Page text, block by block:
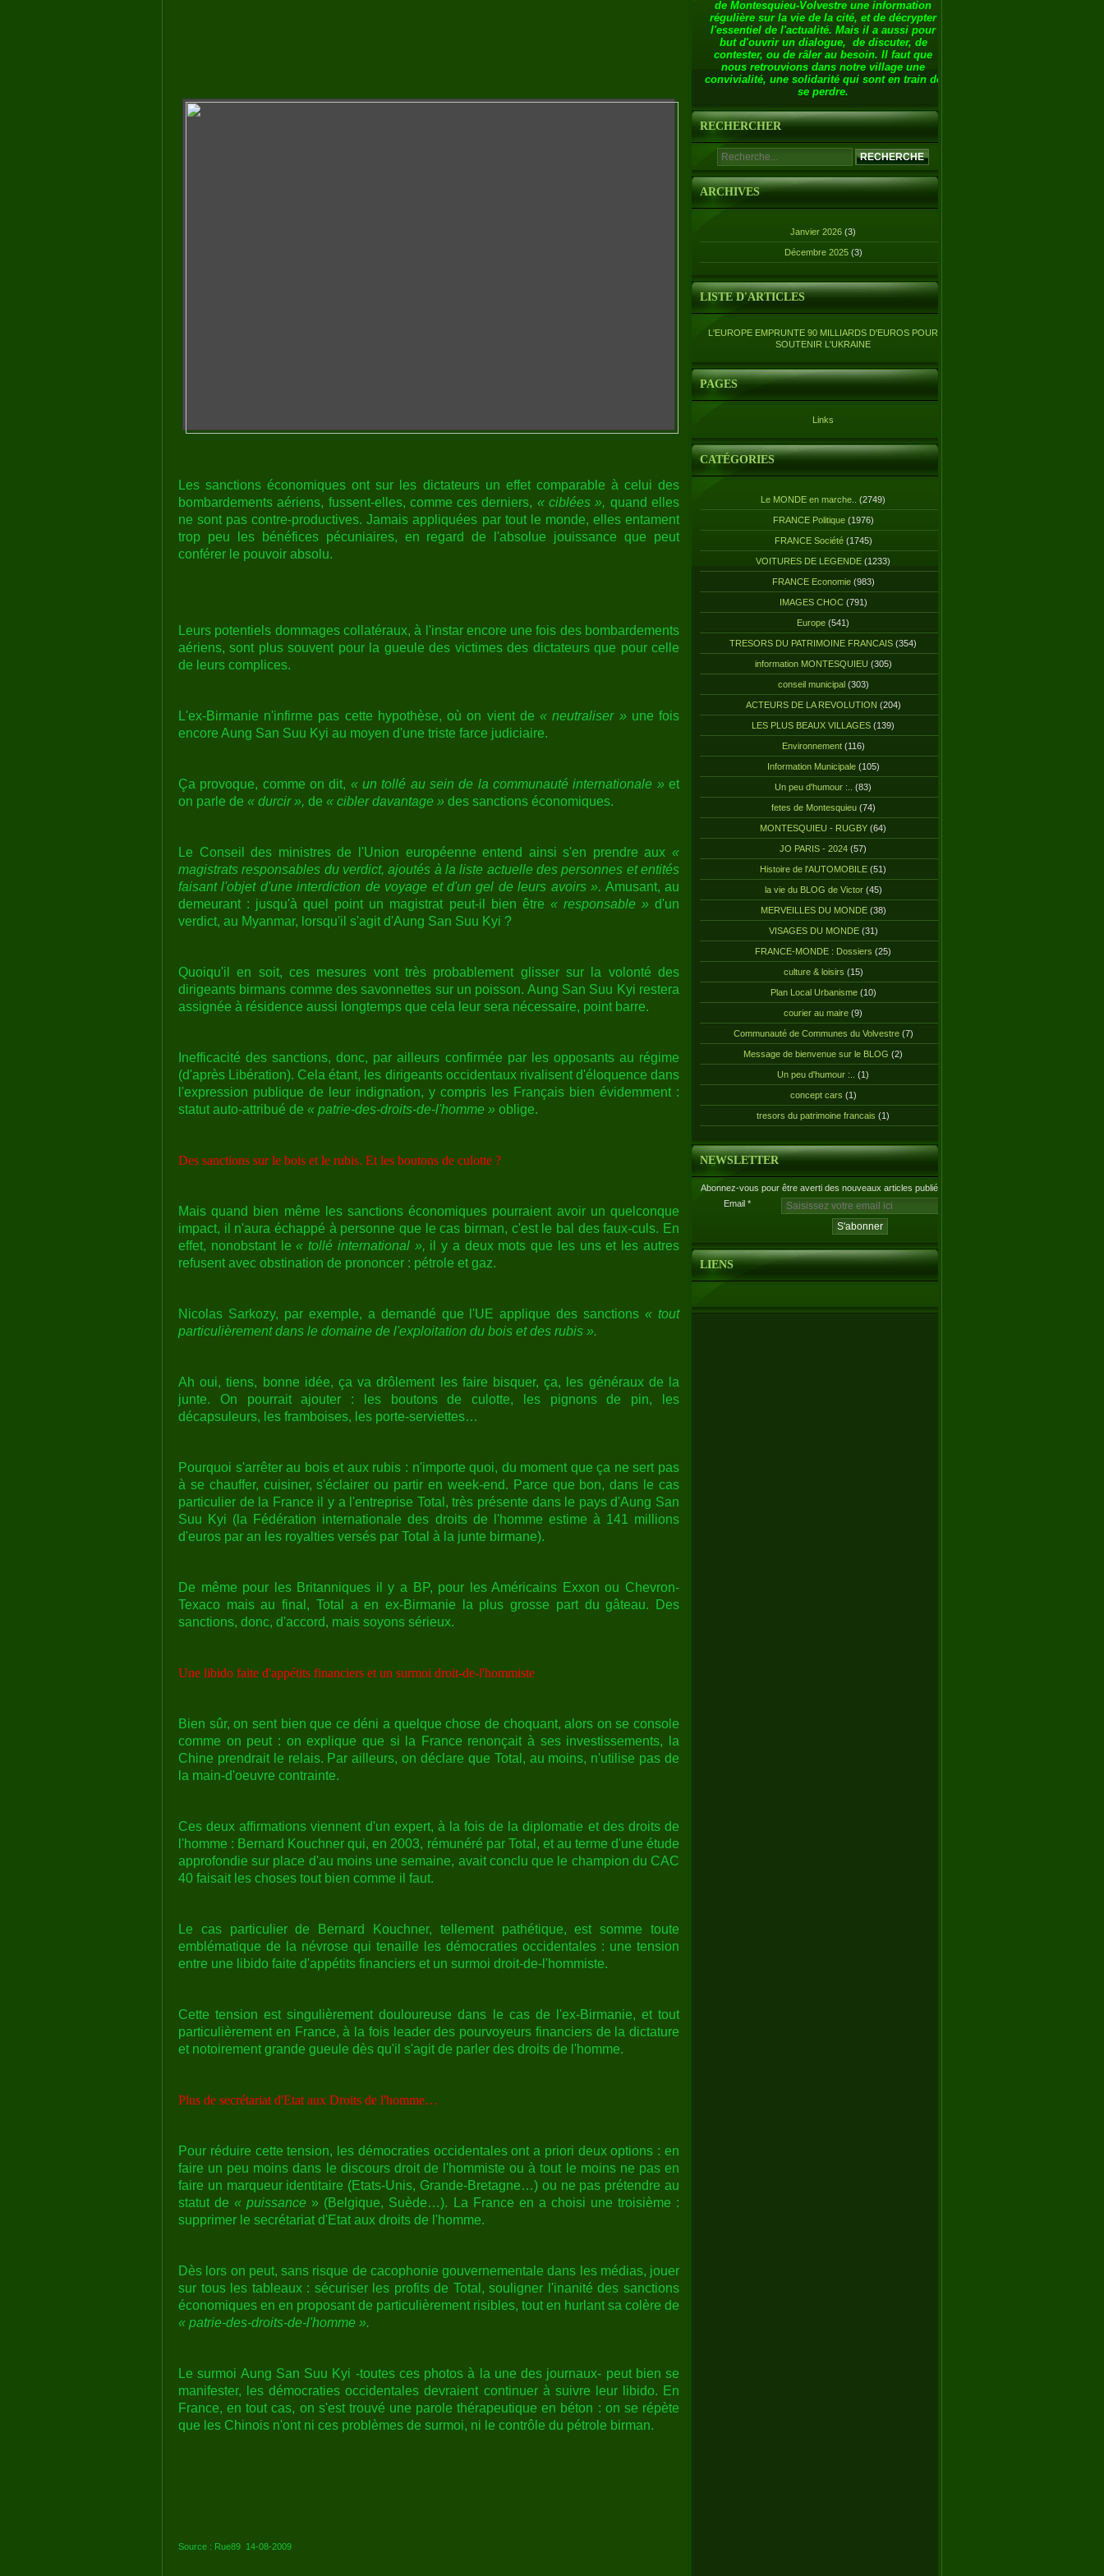
Les sanctions économiques ont sur les dictateurs un effet comparable à celui des
bombardements aériens, fussent-elles, comme ces derniers, « ciblées », quand elles
ne sont pas contre-productives. Jamais appliquées par tout le monde, elles entament
trop peu les bénéfices pécuniaires, en regard de l'absolue jouissance que peut
conférer le pouvoir absolu.
Leurs potentiels dommages collatéraux, à l'instar encore une fois des bombardements
aériens, sont plus souvent pour la gueule des victimes des dictateurs que pour celle
de leurs complices.
L'ex-Birmanie n'infirme pas cette hypothèse, où on vient de« neutraliser »une fois
encore Aung San Suu Kyi au moyen d'une triste farce judiciaire.
Ça provoque, comme on dit, « un tollé au sein de la communauté internationale »et
on parle de « durcir », de « cibler davantage » des sanctions économiques.
Le Conseil des ministres de l'Union européenne entend ainsi s'en prendre aux «
magistrats responsables du verdict, ajoutés à la liste actuelle des personnes et entités
faisant l'objet d'une interdiction de voyage et d'un gel de leurs avoirs ». Amusant, au
demeurant : jusqu'à quel point un magistrat peut-il bien être « responsable »d'un
verdict, au Myanmar, lorsqu'il s'agit d'Aung San Suu Kyi ?
Quoiqu'il en soit, ces mesures vont très probablement glisser sur la volonté des
dirigeants birmans comme des savonnettes sur un poisson. Aung San Suu Kyi restera
assignée à résidence aussi longtemps que cela leur sera nécessaire, point barre.
Inefficacité des sanctions, donc, par ailleurs confirmée par les opposants au régime
(d'après Libération). Cela étant, les dirigeants occidentaux rivalisent d'éloquence dans
l'expression publique de leur indignation, y compris les Français bien évidemment :
statut auto-attribué de « patrie-des-droits-de-l'homme » oblige.
Des sanctions sur le bois et le rubis. Et les boutons de culotte ?
Mais quand bien même les sanctions économiques pourraient avoir un quelconque
impact, il n'aura échappé à personne que le cas birman, c'est le bal des faux-culs. En
effet, nonobstant le« tollé international », il y a deux mots que les uns et les autres
refusent avec obstination de prononcer : pétrole et gaz.
Nicolas Sarkozy, par exemple, a demandé que l'UE applique des sanctions« tout
particulièrement dans le domaine de l'exploitation du bois et des rubis ».
Ah oui, tiens, bonne idée, ça va drôlement les faire bisquer, ça, les généraux de la
junte. On pourrait ajouter : les boutons de culotte, les pignons de pin, les
décapsuleurs, les framboises, les porte-serviettes…
Pourquoi s'arrêter au bois et aux rubis : n'importe quoi, du moment que ça ne sert pas
à se chauffer, cuisiner, s'éclairer ou partir en week-end. Parce que bon, dans le cas
particulier de la France il y a l'entreprise Total, très présente dans le pays d'Aung San
Suu Kyi (la Fédération internationale des droits de l'homme estime à 141 millions
d'euros par an les royalties versés par Total à la junte birmane).
De même pour les Britanniques il y a BP, pour les Américains Exxon ou Chevron-
Texaco mais au final, Total a en ex-Birmanie la plus grosse part du gâteau. Des
sanctions, donc, d'accord, mais soyons sérieux.
Une libido faite d'appétits financiers et un surmoi droit-de-l'hommiste
Bien sûr, on sent bien que ce déni a quelque chose de choquant, alors on se console
comme on peut : on explique que si la France renonçait à ses investissements, la
Chine prendrait le relais. Par ailleurs, on déclare que Total, au moins, n'utilise pas de
la main-d'oeuvre contrainte.
Ces deux affirmations viennent d'un expert, à la fois de la diplomatie et des droits de
l'homme : Bernard Kouchner qui, en 2003, rémunéré par Total, et au terme d'une étude
approfondie sur place d'au moins une semaine, avait conclu que le champion du CAC
40 faisait les choses tout bien comme il faut.
Le cas particulier de Bernard Kouchner, tellement pathétique, est somme toute
emblématique de la névrose qui tenaille les démocraties occidentales : une tension
entre une libido faite d'appétits financiers et un surmoi droit-de-l'hommiste.
Cette tension est singulièrement douloureuse dans le cas de l'ex-Birmanie, et tout
particulièrement en France, à la fois leader des pourvoyeurs financiers de la dictature
et notoirement grande gueule dès qu'il s'agit de parler des droits de l'homme.
Plus de secrétariat d'Etat aux Droits de l'homme…
Pour réduire cette tension, les démocraties occidentales ont a priori deux options : en
faire un peu moins dans le discours droit de l'hommiste ou à tout le moins ne pas en
faire un marqueur identitaire (Etats-Unis, Grande-Bretagne…) ou ne pas prétendre au
statut de« puissance » (Belgique, Suède…). La France en a choisi une troisième :
supprimer le secrétariat d'Etat aux droits de l'homme.
Dès lors on peut, sans risque de cacophonie gouvernementale dans les médias, jouer
sur tous les tableaux : sécuriser les profits de Total, souligner l'inanité des sanctions
économiques en en proposant de particulièrement risibles, tout en hurlant sa colère de
« patrie-des-droits-de-l'homme ».
Le surmoi Aung San Suu Kyi -toutes ces photos à la une des journaux- peut bien se
manifester, les démocraties occidentales devraient continuer à suivre leur libido. En
France, en tout cas, on s'est trouvé une parole thérapeutique en béton : on se répète
que les Chinois n'ont ni ces problèmes de surmoi, ni le contrôle du pétrole birman.
Source : Rue89 14-08-2009
de Montesquieu-Volvestre une information
régulière sur la vie de la cité, et de décrypter
l'essentiel de l'actualité. Mais il a aussi pour
but d'ouvrir un dialogue, de discuter, de
contester, ou de râler au besoin. Il faut que
nous retrouvions dans notre village une
convivialité, une solidarité qui sont en train de
se perdre.
RECHERCHER
ARCHIVES
Janvier 2026 (3)
Décembre 2025 (3)
LISTE D'ARTICLES
L'EUROPE EMPRUNTE 90 MILLIARDS D'EUROS POUR
SOUTENIR L'UKRAINE
PAGES
Links
CATÉGORIES
Le MONDE en marche.. (2749)
FRANCE Politique(1976)
FRANCE Société(1745)
VOITURES DE LEGENDE (1233)
FRANCE Economie(983)
IMAGES CHOC(791)
Europe (541)
TRESORS DU PATRIMOINE FRANCAIS (354)
information MONTESQUIEU (305)
conseil municipal(303)
ACTEURS DE LA REVOLUTION (204)
LES PLUS BEAUX VILLAGES (139)
Environnement(116)
Information Municipale(105)
Un peu d'humour :.. (83)
fetes de Montesquieu(74)
MONTESQUIEU - RUGBY (64)
JO PARIS - 2024 (57)
Histoire de l'AUTOMOBILE (51)
la vie du BLOG de Victor(45)
MERVEILLES DU MONDE(38)
VISAGES DU MONDE(31)
FRANCE-MONDE : Dossiers (25)
culture & loisirs (15)
Plan Local Urbanisme(10)
courier au maire (9)
Communauté de Communes du Volvestre(7)
Message de bienvenue sur le BLOG (2)
Un peu d'humour :.. (1)
concept cars (1)
tresors du patrimoine francais (1)
NEWSLETTER
Abonnez-vous pour être averti des nouveaux articles publiés.
Email
LIENS